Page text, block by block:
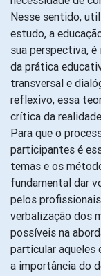
Nesse sentido,
estudo, a
sua perspectiva,
da prática
transversal e
reflexivo, essa
crítica da
Para que o
participantes é
temas e os
fundamental dar
pelos
verbalização dos
possíveis na
particular aqueles
a importância do